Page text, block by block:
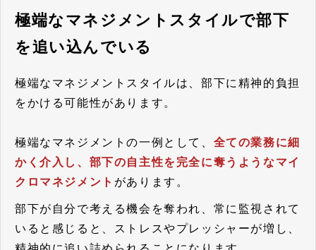
極端なマネジメントスタイルで部下
を追い込んでいる
極端なマネジメントスタイルは、部下に精神的負担
をかける可能性があります。
極端なマネジメントの一例として、 全ての業務に細
かく介入し、部下の自主性を完全に奪うようなマイ
クロマネジメント があります。
部下が自分で考える機会を奪われ、常に監視されて
いると感じると、ストレスやプレッシャーが増し、